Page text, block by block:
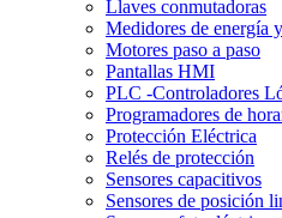
Llaves conmutadoras
Medidores de energía
Motores paso a paso
Pantallas HMI
PLC -Controladores
Programadores de
Protección Eléctrica
Relés de protección
Sensores capacitivos
Sensores de posición